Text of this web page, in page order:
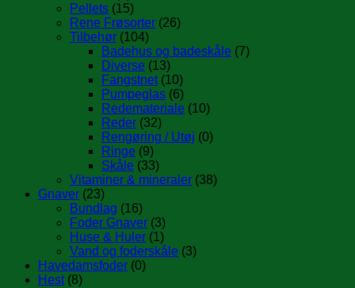
Pellets (15)
Rene Frøsorter (26)
Tilbehør (104)
Badehus og badeskåle (7)
Diverse (13)
Fangstnet (10)
Pumpeglas (6)
Redemateriale (10)
Reder (32)
Rengøring / Utøj (0)
Ringe (9)
Skåle (33)
Vitaminer & mineraler (38)
Gnaver (23)
Bundlag (16)
Foder Gnaver (3)
Huse & Huler (1)
Vand og foderskåle (3)
Havedamsfoder (0)
Hest (8)